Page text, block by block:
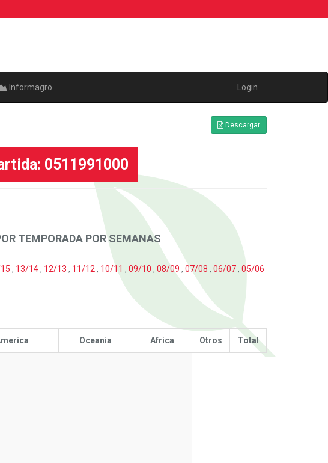
Informagro Login
Descargar
0511991000
TEMPORADA POR SEMANAS
, 13/14, 12/13 , 11/12 , 10/11 , 09/10 , 08/09 , 07/08 , 06/07, 05/06
Oceania Africa Otros Total